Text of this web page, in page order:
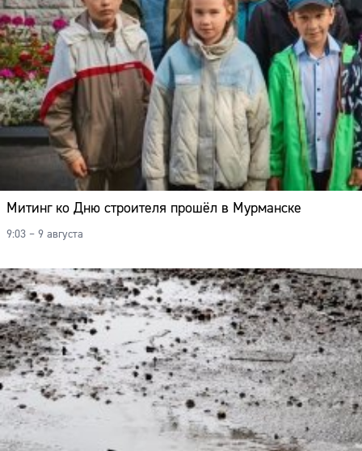
Митинг ко Дню строителя прошёл в Мурманске
9:03 – 9 августа